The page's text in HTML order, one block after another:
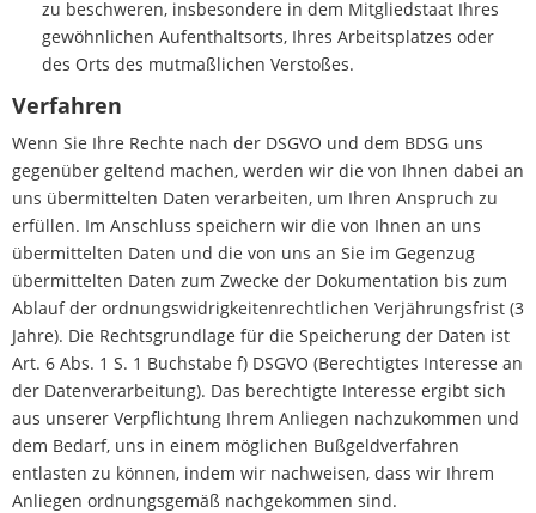
zu beschweren, insbesondere in dem Mitgliedstaat Ihres
gewöhnlichen Aufenthaltsorts, Ihres Arbeitsplatzes oder
des Orts des mutmaßlichen Verstoßes.
Verfahren
Wenn Sie Ihre Rechte nach der DSGVO und dem BDSG uns
gegenüber geltend machen, werden wir die von Ihnen dabei an
uns übermittelten Daten verarbeiten, um Ihren Anspruch zu
erfüllen. Im Anschluss speichern wir die von Ihnen an uns
übermittelten Daten und die von uns an Sie im Gegenzug
übermittelten Daten zum Zwecke der Dokumentation bis zum
Ablauf der ordnungswidrigkeitenrechtlichen Verjährungsfrist (3
Jahre). Die Rechtsgrundlage für die Speicherung der Daten ist
Art. 6 Abs. 1 S. 1 Buchstabe f) DSGVO (Berechtigtes Interesse an
der Datenverarbeitung). Das berechtigte Interesse ergibt sich
aus unserer Verpflichtung Ihrem Anliegen nachzukommen und
dem Bedarf, uns in einem möglichen Bußgeldverfahren
entlasten zu können, indem wir nachweisen, dass wir Ihrem
Anliegen ordnungsgemäß nachgekommen sind.